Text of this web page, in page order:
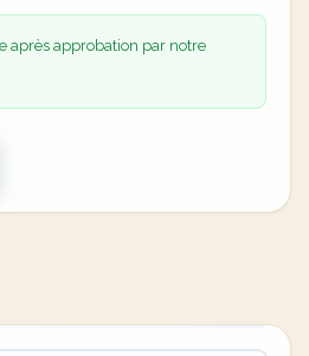
après approbation par notre